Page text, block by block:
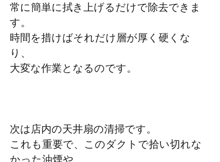
常に簡単に拭き上げるだけで除去できま
す。
時間を措けばそれだけ層が厚く硬くな
り、
大変な作業となるのです。
次は店内の天井扇の清掃です。
これも重要で、このダクトで拾い切れな
かった油煙や、